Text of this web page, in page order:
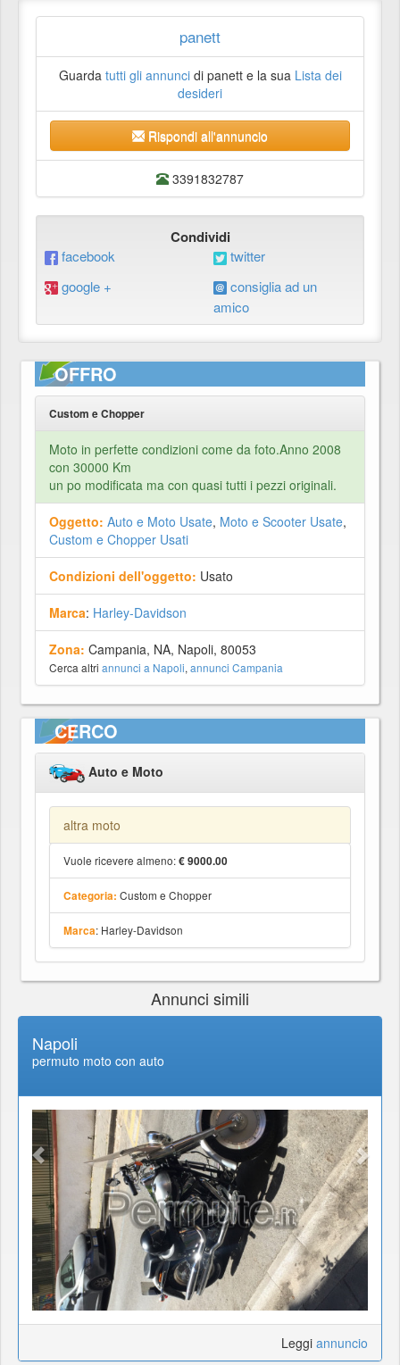
panett
Guarda tutti gli annuncidi panett e la sua Lista dei
desideri
Rispondi all'annuncio
3391832787
Condividi
facebook
twitter
google +
consiglia ad un
amico
OFFRO
Custom e Chopper
Moto in perfette condizioni come da foto.Anno 2008
con 30000 Km
un po modificata ma con quasi tutti i pezzi originali.
Oggetto: Auto e Moto Usate, Moto e Scooter Usate,
Custom e Chopper Usati
Condizioni dell'oggetto: Usato
Marca: Harley-Davidson
Zona: Campania, NA, Napoli, 80053
Cerca altri annunci a Napoli, annunci Campania
CERCO
Auto e Moto
altra moto
Vuole ricevere almeno:€ 9000.00
Categoria: Custom e Chopper
Marca: Harley-Davidson
Annunci simili
Napoli
permuto moto con auto
Leggi annuncio